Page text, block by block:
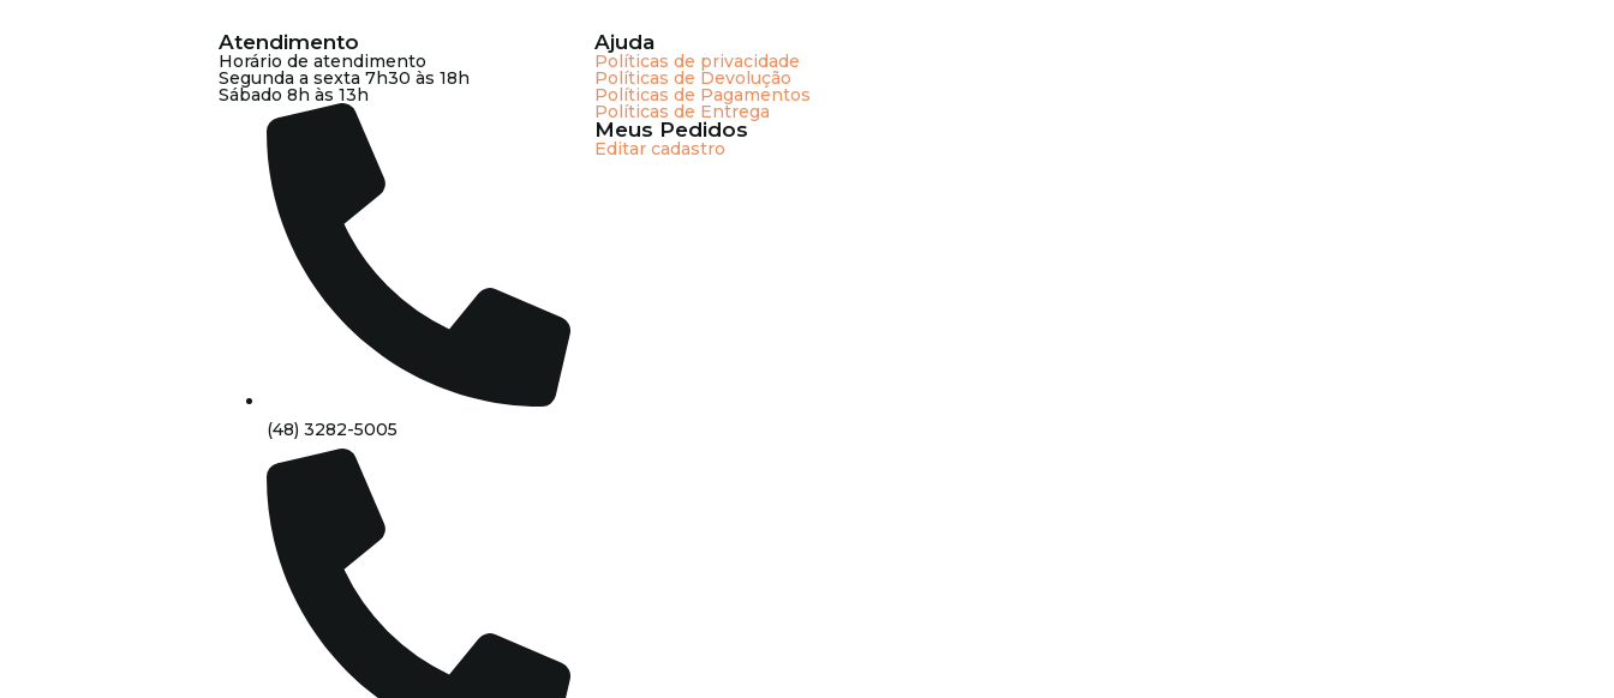
Atendimento
Horário de atendimento
Segunda a sexta 7h30 às 18h
Sábado 8h às 13h
(48) 3282-5005
Ajuda
Políticas de privacidade
Políticas de Devolução
Políticas de Pagamentos
Políticas de Entrega
Meus Pedidos
Editar cadastro